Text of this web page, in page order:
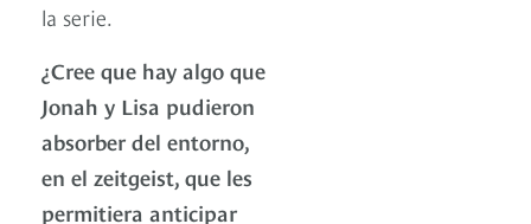
la serie.
¿Cree que hay algo que
Jonah y Lisa pudieron
absorber del entorno,
en el zeitgeist, que les
permitiera anticipar